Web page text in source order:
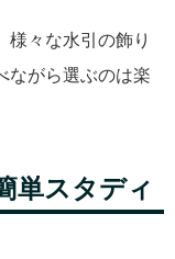
様々な水引の飾り
ながら選ぶのは楽
単スタディ